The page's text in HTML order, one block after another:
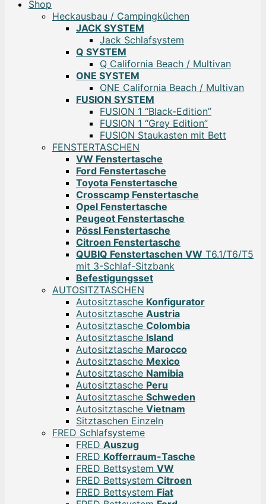
Shop
Heckausbau / Campingküchen
JACK SYSTEM
Jack Schlafsystem
Q SYSTEM
Q California Beach / Multivan
ONE SYSTEM
ONE California Beach / Multivan
FUSION SYSTEM
FUSION 1 “Black-Edition”
FUSION 1 “Grey Edition”
FUSION Staukasten mit Bett
FENSTERTASCHEN
VW Fenstertasche
Ford Fenstertasche
Toyota Fenstertasche
Crosscamp Fenstertasche
Opel Fenstertasche
Peugeot Fenstertasche
Pössl Fenstertasche
Citroen Fenstertasche
QUBIQ Fenstertaschen VW T6.1/T6/T5
mit 3-Schlaf-Sitzbank
Befestigungsset
AUTOSITZTASCHEN
Autositztasche Konfigurator
Autositztasche Austria
Autositztasche Colombia
Autositztasche Island
Autositztasche Marocco
Autositztasche Mexico
Autositztasche Namibia
Autositztasche Peru
Autositztasche Schweden
Autositztasche Vietnam
Sitztaschen Einzeln
FRED Schlafsysteme
FRED Auszug
FRED Kofferraum-Tasche
FRED Bettsystem VW
FRED Bettsystem Citroen
FRED Bettsystem Fiat